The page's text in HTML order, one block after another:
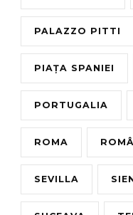
PALAZZO PITTI
PIAȚA SPANIEI
PORTUGALIA
ROMA
SEVILLA